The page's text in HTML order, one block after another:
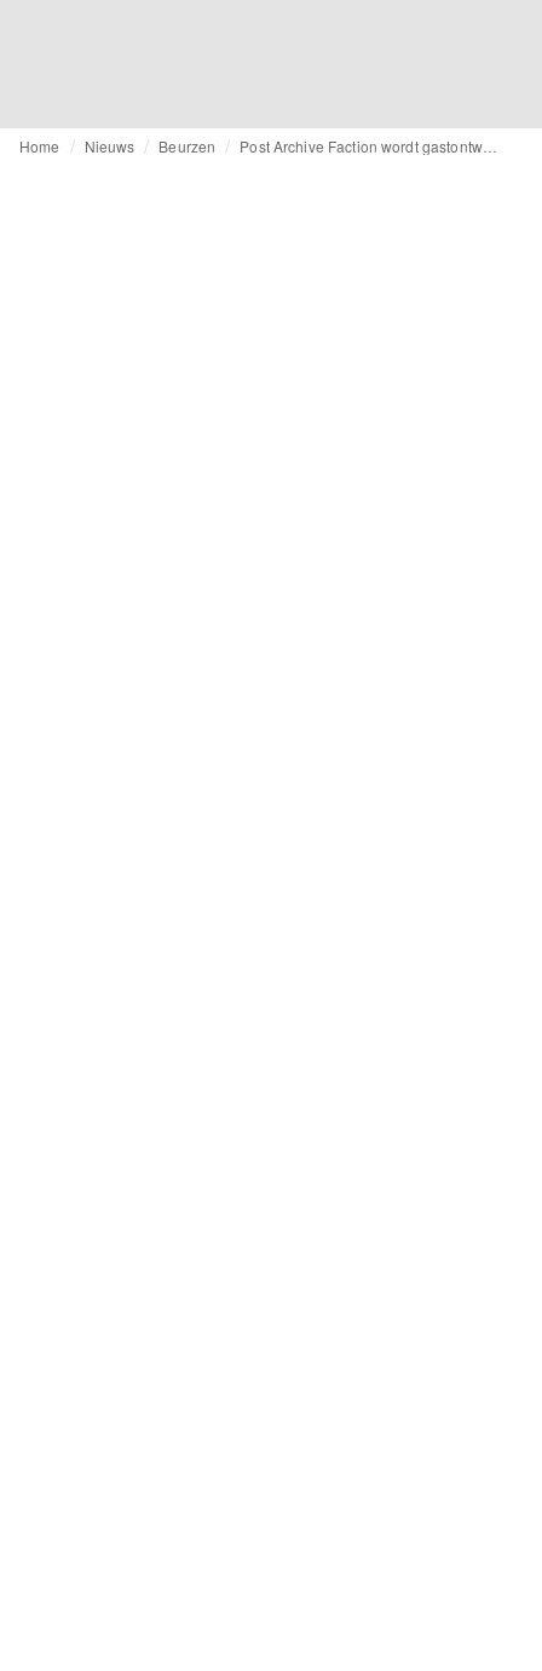
Home Nieuws Beurzen Post Archive Faction wordt gastontwerper van Pitti Uomo